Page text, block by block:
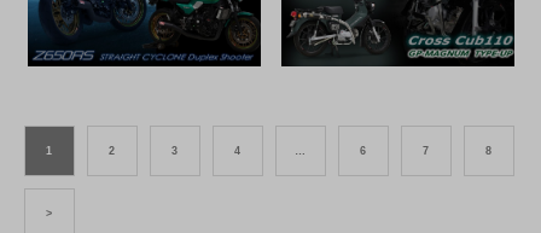
1 2 3 4 … 6 7 8
>